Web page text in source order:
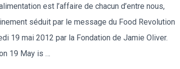
est l’affaire de chacun d’entre nous,
séduit par le message du Food Revolution
19 mai 2012 par la Fondation de Jamie Oliver.
19 May is …